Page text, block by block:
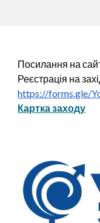
Посилання на
Реєстрація на
https://forms.gle/
Картка заходу